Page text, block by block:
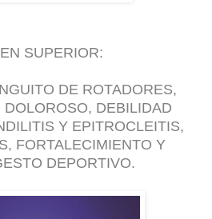
SUPERIOR:
DE ROTADORES,
DEBILIDAD
Y EPITROCLEITIS,
FORTALECIMIENTO Y
DEPORTIVO.